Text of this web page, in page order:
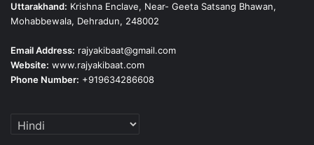
Uttarakhand: Krishna Enclave, Near- Geeta Satsang Bhawan,
Mohabbewala, Dehradun, 248002
Email Address: rajyakibaat@gmail.com
Website: www.rajyakibaat.com
Phone Number: +919634286608